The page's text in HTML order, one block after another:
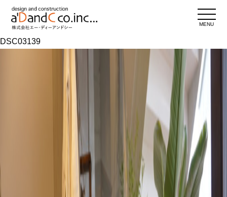
MENU
DSC03139